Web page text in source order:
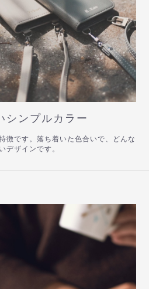
シンプルカラー
徴です。落ち着いた色合いで、どんな
デザインです。